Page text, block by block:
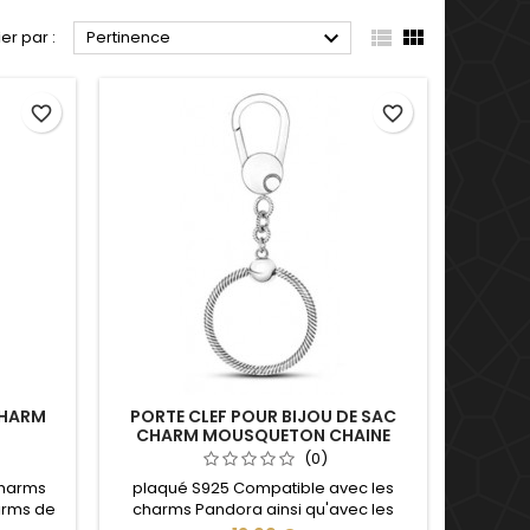
par : Pertinence   
de
favorite_border
PORTE CLEF POUR BIJOU DE SAC
CHARM MOUSQUETON CHAINE
(0)
plaqué S925 Compatible avec les
charms Pandora ainsi qu'avec les
favorite_border